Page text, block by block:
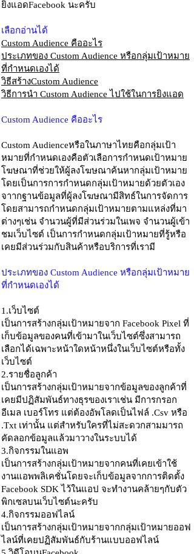
ยิงแอดFacebook นะครับ
เลือกอ่านได้
Custom Audience คืออะไร
ประเภทของ Custom Audience หรือกลุ่มเป้าหมาย
ที่กำหนดเองได้
วิธีสร้างCustom Audience
วิธีการนำ Custom Audience ไปใช้ในการยิงแอด
Custom Audience คืออะไร
Custom Audienceหรือในภาษาไทยคือกลุ่มเป้า
หมายที่กำหนดเองคือตัวเลือการกำหนดเป้าหมาย
โฆษณาที่ช่วยให้ผู้ลงโฆษณาค้นหากลุ่มเป้าหมาย
โดยเป็นการการกำหนดกลุ่มเป้าหมายด้วยตัวเอง
จาากฐานข้อมูลที่ผู้ลงโฆษณามีสิทธ์ในการจัดการ
โดยสามารถกำหนดกลุ่มเป้าหมายตามแหล่งที่มา
ต่างๆเช่น จำนวนผู้ที่มีส่วนร่วมในเพจ จำนวนผู้เข้า
ชมเว็บไซต์ เป็นการกำหนดกลุ่มเป้าหมายที่รู้หรือ
เคยมีส่วนร่วมกับสินค้าหรือบริการที่เรามี
ประเภทของ Custom Audience หรือกลุ่มเป้าหมาย
ที่กำหนดเองได้
1.เว็บไซต์
เป็นการสร้างกลุ่มเป้าหมายจาก Facebook Pixel ที่
เก็บข้อมูลของคนที่เข้ามาในเว็บไซต์ซึ่งสามารถ
เลือกได้เฉพาะหน้าใดหน้าหนึ่งในเว็บไซต์หรือทั้ง
เว็บไซต์
2.รายชื่อลูกค้า
เป็นการสร้างกลุ่มเป้าหมายจากข้อมูลของลูกค้าที่
เคยมีปฏิสัมพันธ์ทางธุรของเราเช่น มีการกรอก
อีเมล เบอร์โทร แต่ต้องอัพโลดเป็นไฟล์ .Csv หรือ
.Txt เท่านั้น แต่สำหรับใครที่ไม่สะดวกสามมารถ
คัดลอกข้อมูลแล้วมาวางในระบบได้
3.กิจกรรมในแอพ
เป็นการสร้างกลุ่มเป้าหมายจากคนที่เคยเข้าใช้
งานแอพพลิเคชั่นโดยจะเก็บข้อมูลจากการติดตั้ง
Facebook SDK ไว้ในแอป จะทำงานคล้ายๆกับตัว
พิกเซลบนเว็บไซต์นะครับ
4.กิจกรรมออฟไลน์
เป็นการสร้างกลุ่มเป้าหมายจากกลุ่มเป้าหมายออฟ
ไลน์ที่เคยปฏิสัมพันธ์กับร้านแบบออฟไลน์